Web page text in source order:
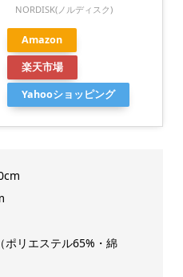
NORDISK(ノルディスク)
Amazon
楽天市場
Yahooショッピング
ポリエステル65%・綿